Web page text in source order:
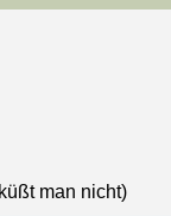
man nicht)